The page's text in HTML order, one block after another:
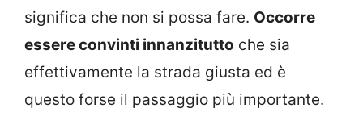
significa che non si possa fare. Occorre
essere convinti innanzitutto che sia
effettivamente la strada giusta ed è
questo forse il passaggio più importante.